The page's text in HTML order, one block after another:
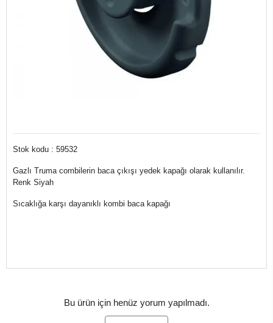
Stok kodu : 59532
Gazlı Truma combilerin baca çıkışı yedek kapağı olarak kullanılır.
Renk Siyah
Sıcaklığa karşı dayanıklı kombi baca kapağı
Bu ürün için henüz yorum yapılmadı.